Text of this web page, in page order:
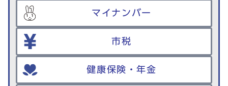
マイナンバー
市税
健康保険・年金